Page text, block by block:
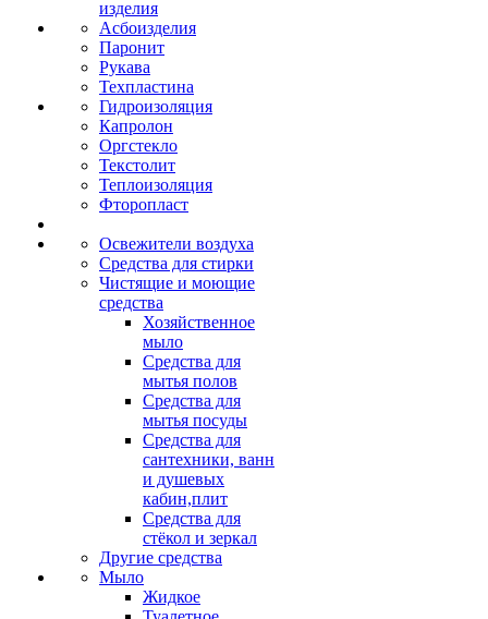
изделия
Асбоизделия
Паронит
Рукава
Техпластина
Гидроизоляция
Капролон
Оргстекло
Текстолит
Теплоизоляция
Фторопласт
Освежители воздуха
Средства для стирки
Чистящие и моющие
средства
Хозяйственное
мыло
Средства для
мытья полов
Средства для
мытья посуды
Средства для
сантехники, ванн
и душевых
кабин,плит
Средства для
стёкол и зеркал
Другие средства
Мыло
Жидкое